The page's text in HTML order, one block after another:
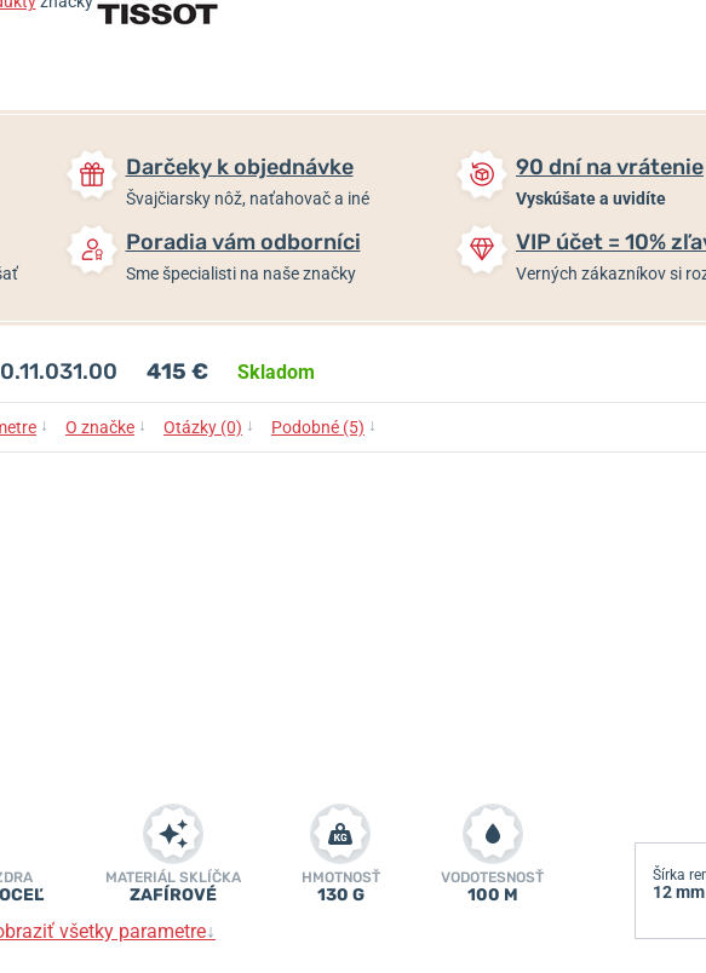
Darčeky k objednávke
Švajčiarsky nôž, naťahovač a iné
90 dní na vrátenie
Vyskúšate a uvidíte
Poradia vám odborníci
Sme špecialisti na naše značky
VIP účet = 10%
Verných zákazníkov si
415 € Skladom
↓ O značke ↓ Otázky (0) ↓ Podobné (5) ↓
MATERIÁL SKLÍČKA
ZAFÍROVÉ
HMOTNOSŤ
130 G
VODOTESNOSŤ
100 M
všetky parametre↓
Šírka
12 mm